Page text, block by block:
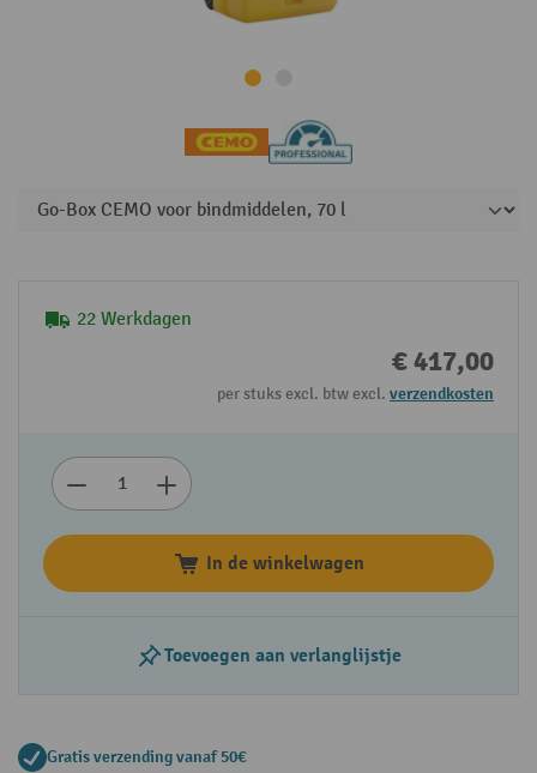
22 Werkdagen
€ 417,00
per stuks excl. btw excl. verzendkosten
In de winkelwagen
Toevoegen aan verlanglijstje
Gratis verzending vanaf 50€